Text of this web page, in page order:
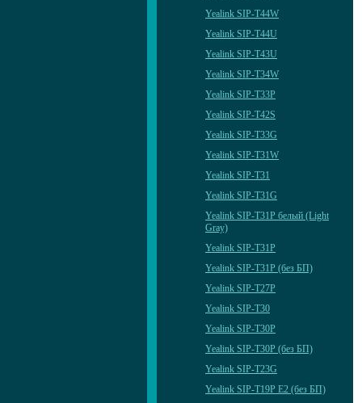
Yealink SIP-T44W
Yealink SIP-T44U
Yealink SIP-T43U
Yealink SIP-T34W
Yealink SIP-T33P
Yealink SIP-T42S
Yealink SIP-T33G
Yealink SIP-T31W
Yealink SIP-T31
Yealink SIP-T31G
Yealink SIP-T31P белый (Light
Gray)
Yealink SIP-T31P
Yealink SIP-T31P (без БП)
Yealink SIP-T27P
Yealink SIP-T30
Yealink SIP-T30P
Yealink SIP-T30P (без БП)
Yealink SIP-T23G
Yealink SIP-T19P E2 (без БП)